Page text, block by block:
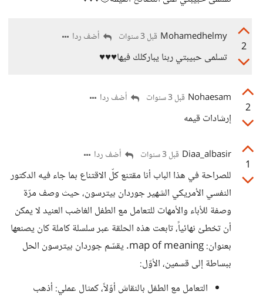
2
Mohamedhelmy قبل 3 سنوات أضف ردا
تسلمى حبيبتي ربنا يباركلك فيها♥️♥️♥️
2
Nohaesam قبل 3 سنوات أضف ردا
إرشادات قيمه
1
Diaa_albasir قبل 3 سنوات أضف ردا
للصراحة في هذا الباب أنا مقتنع كلّ الاقتناع بما جاء فيه الدكتور
النفسي الأمريكي الشهير جوردان بيترسون، حيث وصف مرّة
وصفة للأباء والأمهات للتعامل مع الطفل الغاضب العنيد لا يمكن
أن تخطئ نهائياً، تابعت هذه الحلقة عبر سلسلة كاملة كان يصنعها
بعنوان: map of meaning. يقسّم جوردان بيترسون الحل
ببساطة إلى قسمين، الأوّل:
التعامل مع الطفل بالنقاش أوّلاً، كمثال عملي: أذهب